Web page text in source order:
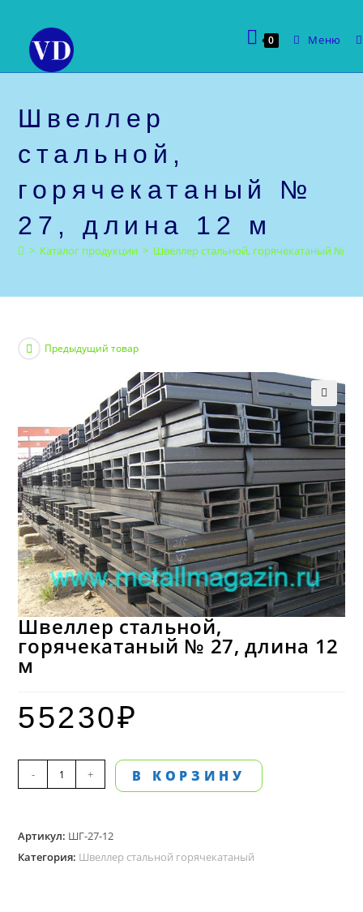
содержимому
0 Меню
Швеллер
стальной,
горячекатаный №
27, длина 12 м
> Каталог продукции > Швеллер стальной, горячекатаный №
Предыдущий товар
Швеллер стальной,
горячекатаный № 27, длина 12
м
55230₽
Количество
товара
стальной,
горячекатаный
- + В КОРЗИНУ
Артикул: ШГ-27-12
Категория: Швеллер стальной горячекатаный